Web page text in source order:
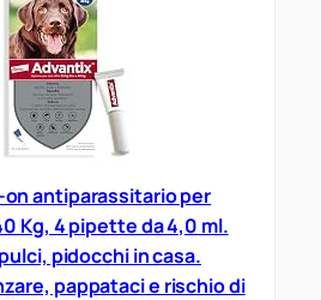
antiparassitario per
Kg, 4 pipette da 4,0 ml.
pidocchi in casa.
pappataci e rischio di